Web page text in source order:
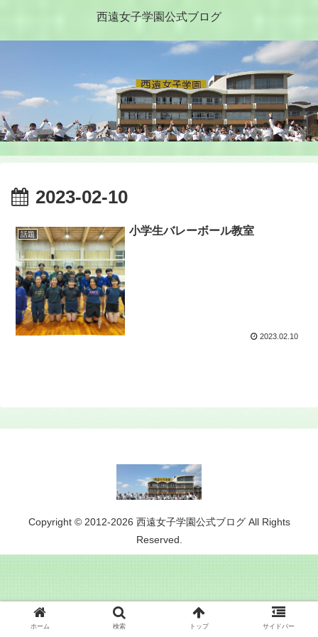
西遠女子学園公式ブログ
2023-02-10
話題 小学生バレーボール教室
2023.02.10
Copyright © 2012-2026 西遠女子学園公式ブログ All Rights
Reserved.
ホーム 検索 トップ サイドバー